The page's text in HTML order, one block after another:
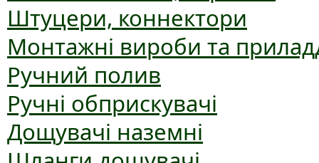
Штуцери, коннектори
Монтажні вироби та
Ручний полив
Ручні обприскувачі
Дощувачі наземні